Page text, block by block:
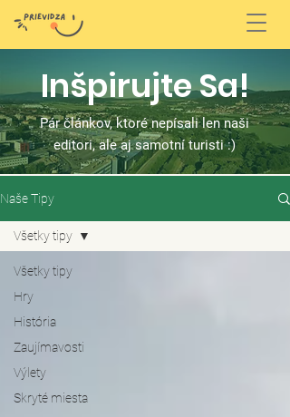
Inšpirujte Sa!
Pár článkov, ktoré nepísali len naši
editori, ale aj samotní turisti :)
Naše Tipy
Všetky tipy
Hry
História
Zaujímavosti
Výlety
Skryté miesta
Všetky tipy